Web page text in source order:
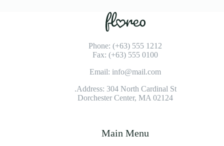
Phone: (+63) 555 1212
Fax: (+63) 555 0100
Email: info@mail.com
Address: 304 North Cardinal St.
Dorchester Center, MA 02124
Main Menu